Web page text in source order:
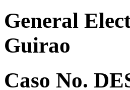
General
Guirao
Caso No.